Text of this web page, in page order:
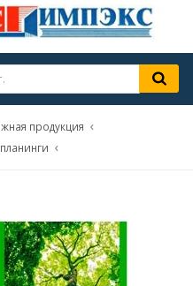
продукция